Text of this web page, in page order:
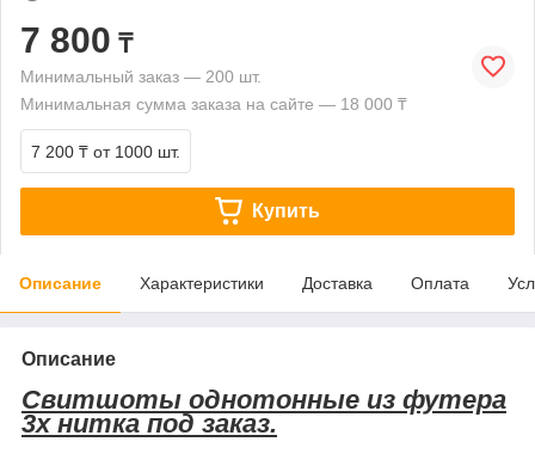
7 800 ₸
Минимальный заказ — 200 шт.
Минимальная сумма заказа на сайте — 18 000 ₸
7 200 ₸ от 1000 шт.
Купить
Описание Характеристики Доставка Оплата
Описание
Свитшоты однотонные из футера
3х нитка под заказ.